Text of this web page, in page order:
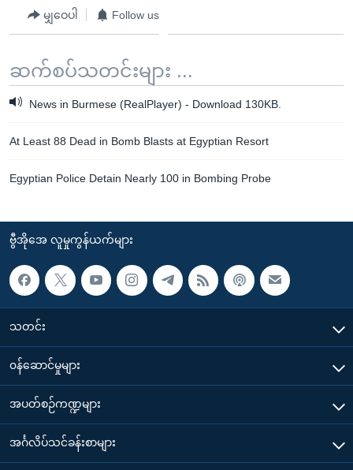
မျှဝေပါ Follow us
ဆက်စပ်သတင်းများ ...
News in Burmese (RealPlayer) - Download 130KB.
At Least 88 Dead in Bomb Blasts at Egyptian Resort
Egyptian Police Detain Nearly 100 in Bombing Probe
ဗွီအိုအေ လူမှုကွန်ယက်များ
သတင်း
၀န်ဆောင်မှုများ
အပတ်စဉ်ကဏ္ဍများ
အင်္ဂလိပ်သင်ခန်းစာများ